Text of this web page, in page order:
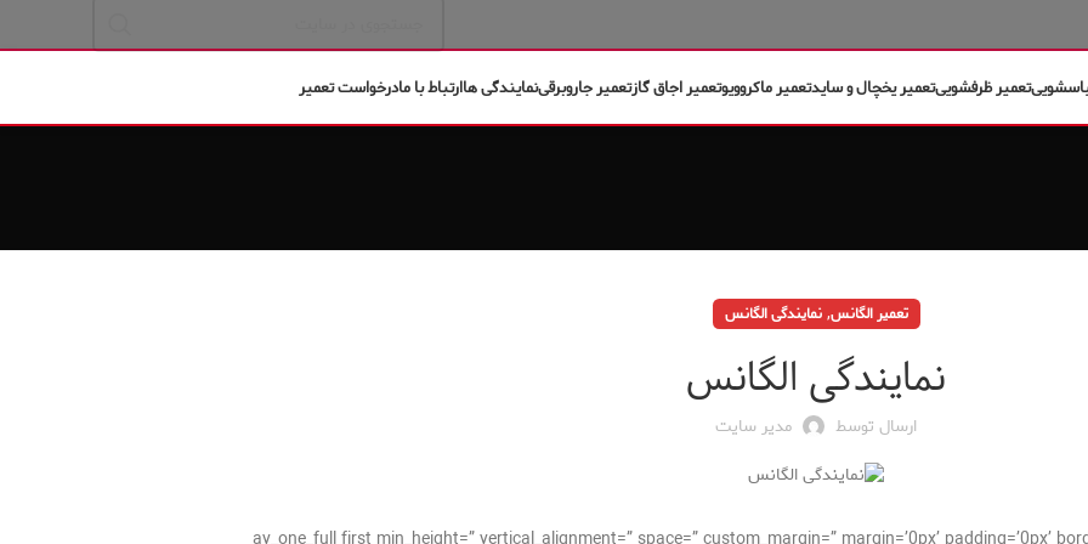
تعمیر ظرفشوییتعمیر یخچال و سایدتعمیر ماکروویوتعمیر اجاق گازتعمیر جاروبرقینمایندگی هاارتباط با مادرخواست تعمیر
تعمیر الگانس,نمایندگی الگانس
نمایندگی الگانس
ارسال توسط مدیر سایت